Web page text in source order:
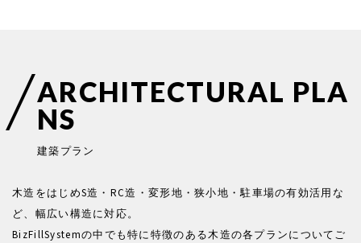
ARCHITECTURAL PLA
NS
建築プラ ン
木造をはじめS造・RC造・変形地・狭小地・駐車場の有効活用な
ど、幅広い構造に対応。
BizFillSystemの中でも特に特徴のある木造の各プランについてご